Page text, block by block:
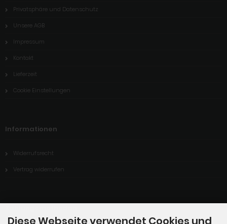
Privatsphäre und Datenschutz
Unsere AGB
Impressum
Kontakt
Lieferzeit
Cookie Einstellungen
Informationen
Widerrufsrecht
Vertrag widerrufen
Diese Webseite verwendet Cookies und